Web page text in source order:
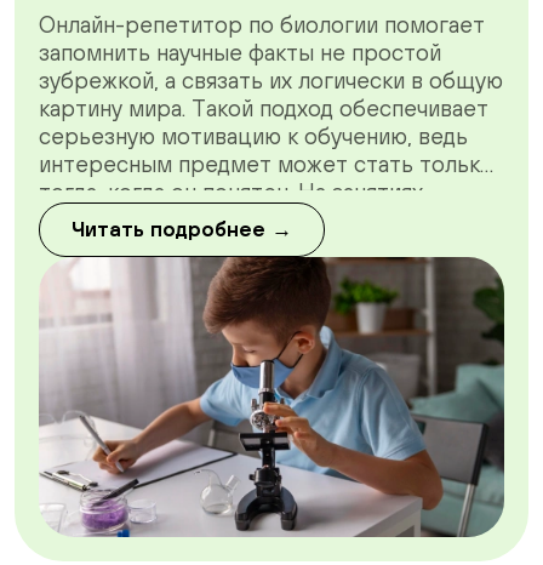
Онлайн-репетитор по биологии помогает
запомнить научные факты не простой
зубрежкой, а связать их логически в общую
картину мира. Такой подход обеспечивает
серьезную мотивацию к обучению, ведь
интересным предмет может стать только
тогда, когда он понятен. На занятиях
используются презентации, тесты,
таблицы, схемы - все то, что помогает
лучше понять и полюбить этот предмет.
Читать подробнее →